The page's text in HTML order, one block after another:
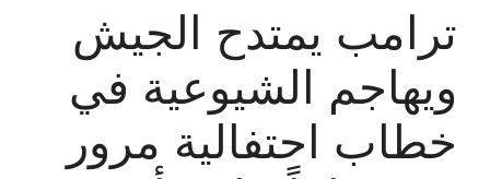
ترامب يمتدح الجيش
ويهاجم الشيوعية في
خطاب احتفالية مرور